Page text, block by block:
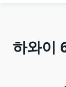
하와이